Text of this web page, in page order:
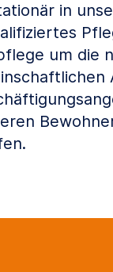
in
um die